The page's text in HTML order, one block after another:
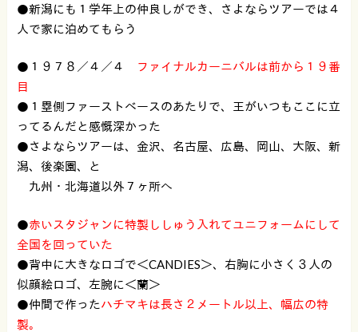
●新潟にも１学年上の仲良しができ、さよならツアーでは４
人で家に泊めてもらう
●１９７８／４／４
ファイナルカーニバルは前から１９番
目
●１塁側ファーストベースのあたりで、王がいつもここに立
ってるんだと感慨深かった
●さよならツアーは、金沢、名古屋、広島、岡山、大阪、新
潟、後楽園、と
九州・北海道以外７ヶ所へ
●赤いスタジャンに特製ししゅう入れてユニフォームにして
全国を回っていた
●背中に大きなロゴで＜CANDIES＞、右胸に小さく３人の
似顔絵ロゴ、左腕に＜蘭＞
●仲間で作ったハチマキは長さ２メートル以上、幅広の特
製。